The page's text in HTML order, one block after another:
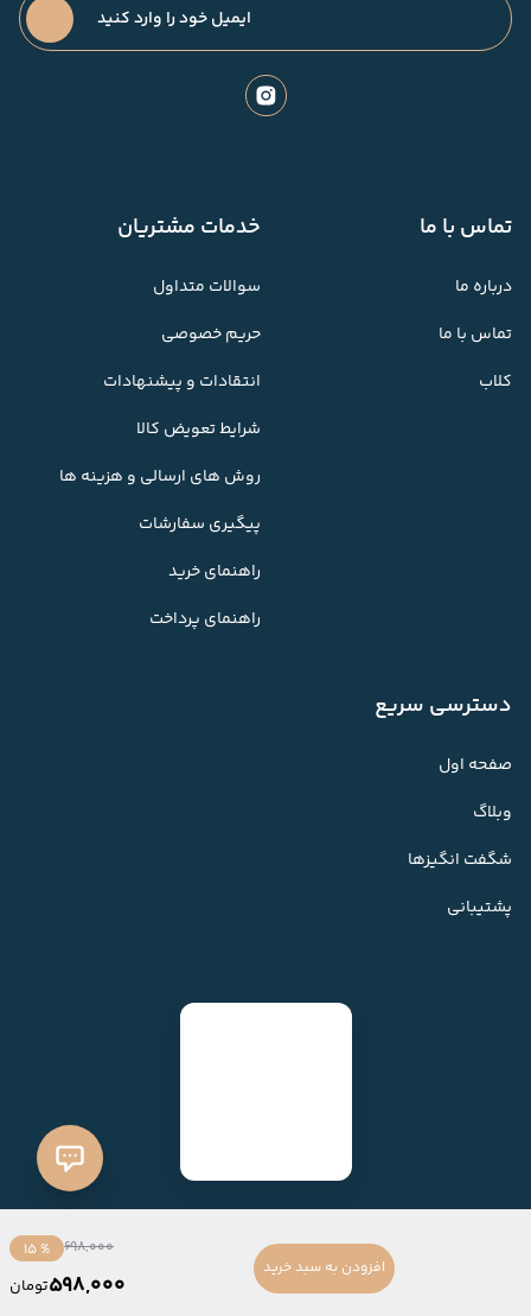
698,000
% 15
598,000تومان
افزودن به سبد خرید
تماس با ما
درباره ما
تماس با ما
کلاب
خدمات مشتریان
سوالات متداول
حریم خصوصی
انتقادات و پیشنهادات
شرایط تعویض کالا
روش های ارسالی و هزینه ها
پیگیری سفارشات
راهنمای خرید
راهنمای پرداخت
دسترسی سریع
صفحه اول
وبلاگ
شگفت انگیزها
پشتیبانی
ساخته شده بافروشگاه ساز میهن شاپ